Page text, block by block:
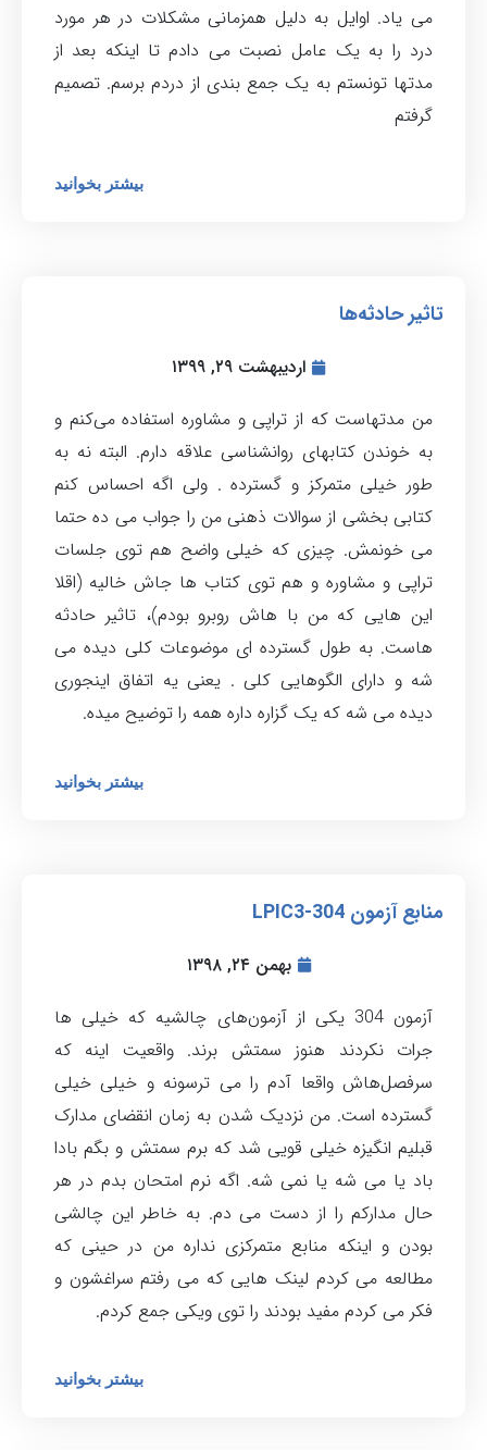
می یاد. اوایل به دلیل همزمانی مشکلات در هر مورد
درد را به یک عامل نصبت می دادم تا اینکه بعد از
مدتها تونستم به یک جمع بندی از دردم برسم. تصمیم
گرفتم
بیشتر بخوانید
تاثیر حادثه‌ها
اردیبهشت ۲۹, ۱۳۹۹
من مدتهاست که از تراپی و مشاوره استفاده می‌کنم و
به خوندن کتابهای روانشناسی علاقه دارم. البته نه به
طور خیلی متمرکز و گسترده . ولی اگه احساس کنم
کتابی بخشی از سوالات ذهنی من را جواب می ده حتما
می خونمش. چیزی که خیلی واضح هم توی جلسات
تراپی و مشاوره و هم توی کتاب ها جاش خالیه (اقلا
این هایی که من با هاش روبرو بودم)، تاثیر حادثه
هاست. به طول گسترده ای موضوعات کلی دیده می
شه و دارای الگوهایی کلی . یعنی یه اتفاق اینجوری
دیده می شه که یک گزاره داره همه را توضیح میده.
بیشتر بخوانید
منابع آزمون LPIC3-304
بهمن ۲۴, ۱۳۹۸
آزمون 304 یکی از آزمون‌های چالشیه که خیلی ها
جرات نکردند هنوز سمتش برند. واقعیت اینه که
سرفصل‌هاش واقعا آدم را می ترسونه و خیلی خیلی
گسترده است. من نزدیک شدن به زمان انقضای مدارک
قبلیم انگیزه خیلی قویی شد که برم سمتش و بگم بادا
باد یا می شه یا نمی شه. اگه نرم امتحان بدم در هر
حال مدارکم را از دست می دم. به خاطر این چالشی
بودن و اینکه منابع متمرکزی نداره من در حینی که
مطالعه می کردم لینک هایی که می رفتم سراغشون و
فکر می کردم مفید بودند را توی ویکی جمع کردم.
بیشتر بخوانید